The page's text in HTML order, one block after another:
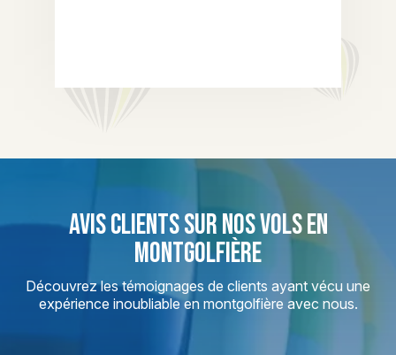
AVIS CLIENTS SUR NOS VOLS EN
MONTGOLFIÈRE
Découvrez les témoignages de clients ayant vécu une
expérience inoubliable en montgolfière avec nous.